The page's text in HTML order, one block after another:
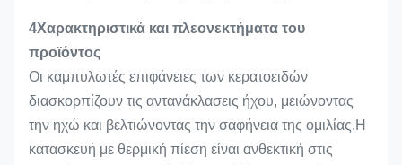
4Χαρακτηριστικά και πλεονεκτήματα του
προϊόντος
Οι καμπυλωτές επιφάνειες των κερατοειδών
διασκορπίζουν τις αντανάκλασεις ήχου, μειώνοντας
την ηχώ και βελτιώνοντας την σαφήνεια της ομιλίας.Η
κατασκευή με θερμική πίεση είναι ανθεκτική στις